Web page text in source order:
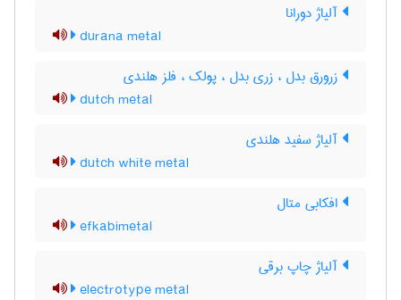
آلیاژ دورانا
durana metal
زرورق بدل ، زری بدل ، پولک ، فلز هلندی
dutch metal
آلیاژ سفید هلندی
dutch white metal
افکابی متال
efkabimetal
آلیاژ چاپ برقی
electrotype metal